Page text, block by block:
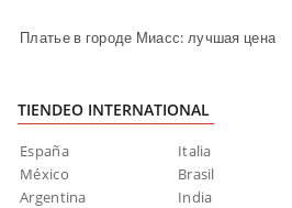
Платье в городе Миасс: лучшая цена
TIENDEO INTERNATIONAL
España Italia
México
Brasil
Argentina
India